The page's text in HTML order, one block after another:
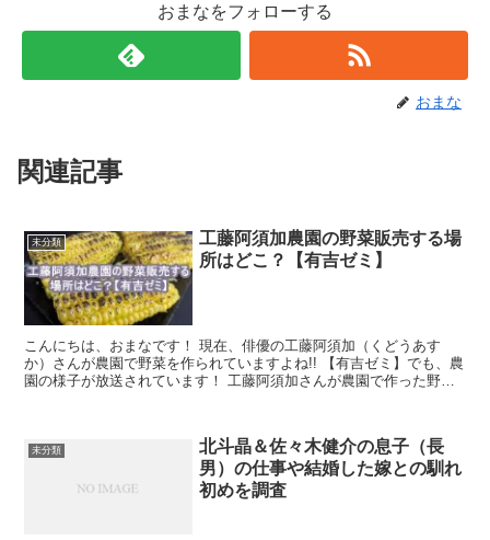
おまなをフォローする
おまな
関連記事
未分類
工藤阿須加農園の野菜販売する場
所はどこ？【有吉ゼミ】
こんにちは、おまなです！ 現在、俳優の工藤阿須加（くどうあす
か）さんが農園で野菜を作られていますよね!! 【有吉ゼミ】でも、農
園の様子が放送されています！ 工藤阿須加さんが農園で作った野菜
未分類
北斗晶＆佐々木健介の息子（長
男）の仕事や結婚した嫁との馴れ
初めを調査